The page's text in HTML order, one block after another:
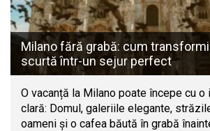
Milano fără grabă: cum
scurtă într-un sejur perfect
O vacanță la Milano poate începe cu
clară: Domul, galeriile elegante,
oameni și o cafea băută în grabă